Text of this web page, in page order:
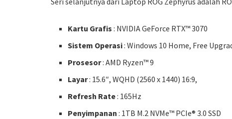
Kartu Grafis : NVIDIA GeForce RTX™ 3070
Sistem Operasi: Windows 10 Home, Free
Prosesor: AMD Ryzen™ 9
Layar: 15.6″, WQHD (2560 x 1440) 16:9,
Refresh Rate: 165Hz
Penyimpanan : 1TB M.2 NVMe™ PCIe® 3.0 SSD